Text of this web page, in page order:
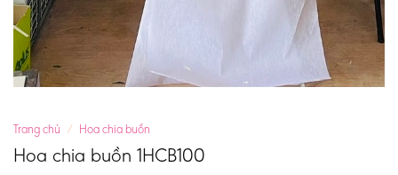
Trang chủ / Hoa chia buồn
Hoa chia buồn 1HCB100